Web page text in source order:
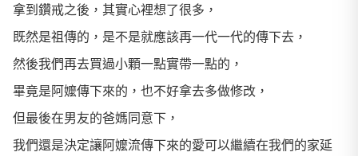
拿到鑽戒之後，其實心裡想了很多，
既然是祖傳的，是不是就應該再一代一代的傳下去，
然後我們再去買過小顆一點實帶一點的，
畢竟是阿嬤傳下來的，也不好拿去多做修改，
但最後在男友的爸媽同意下，
我們還是決定讓阿嬤流傳下來的愛可以繼續在我們的家延